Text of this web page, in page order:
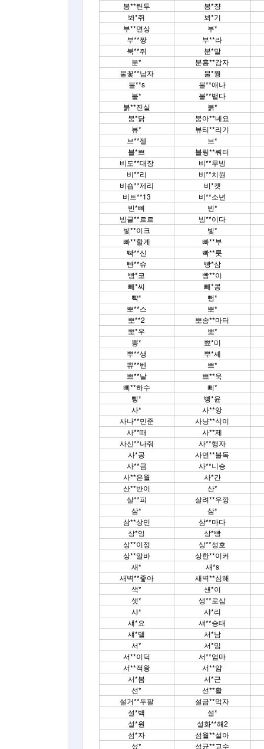
봉**틴투
봉*쟝
봐*쥐
뵈*기
부**면상
부*
부**짱
부**라
북**쥐
분*말
분*
분홍**감자
불꽃**남자
불*쭹
불**s
불**애나
불*
불**뱉다
붉**진실
붉*
붕*닭
붕아**네요
뷰*
뷰티**리기
브**젤
브*
블*쁘
블링**쿼터
비도**대장
비**무빙
비**리
비**치원
비숍**제리
비*켓
비트**13
비**소년
빈*뻐
빈*
빙글**르르
빙**이다
빛**이크
빛*
빠**할게
빠**부
빡**신
빡**룻
빤**슈
빵*삼
빵*코
빵**이
빼*씨
빼*콩
뺙*
뻔*
뽀**스
뽀*
뽀**2
뽀송**마터
뽀*우
뽀*
뽕*
뾰*미
뿌**생
뿌*셰
쀼**벤
쁘*
쁘**날
쁘**욱
삐**하수
삐*
삥*
삥*윤
사*
사**앙
사나**민준
사냥**식이
사**때
사**제
사신**나줘
사**행자
사*공
사연**불독
사**금
사**니승
사**은월
사*간
산**반이
산*
살**피
살려**우깡
삼*
삼*
삼**상민
삼**마다
상*잉
상*빵
상**이정
상**성호
상**알바
상한**이커
새*
새*s
새벽**좋아
새벽**심해
색*
샌*이
샛*
생**로삼
샤*
샤*리
섀*요
섀**승태
섀*델
서*남
서*
서*밈
서**이딕
서**엄마
서**적왕
서**얌
서*봄
서*근
선*
선**활
설거**두팔
설금**먹자
설*백
설*
설*원
설화**해2
섬*자
섬월**설아
섰*
성균**교수